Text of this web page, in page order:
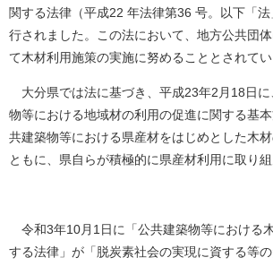
関する法律（平成22 年法律第36 号。以下「
行されました。この法において、地方公共団
て木材利用施策の実施に努めることとされてい
大分県では法に基づき、平成23年2月18日
物等における地域材の利用の促進に関する基
共建築物等における県産材をはじめとした木
ともに、県自らが積極的に県産材利用に取り組
令和3年10月1日に「公共建築物等における
する法律」が「脱炭素社会の実現に資する等